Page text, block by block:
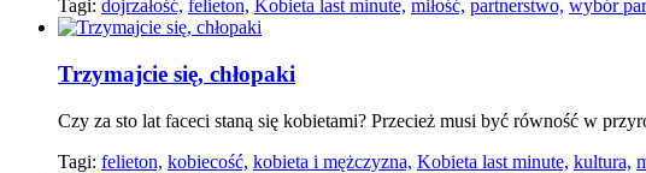
Tagi: dojrzałość, felieton, Kobieta last minute, miłość, partnerstwo, wybór
Trzymajcie się, chłopaki
Czy za sto lat faceci staną się kobietami? Przecież musi być równość w
Tagi: felieton, kobiecość, kobieta i mężczyzna, Kobieta last minute, kultura,